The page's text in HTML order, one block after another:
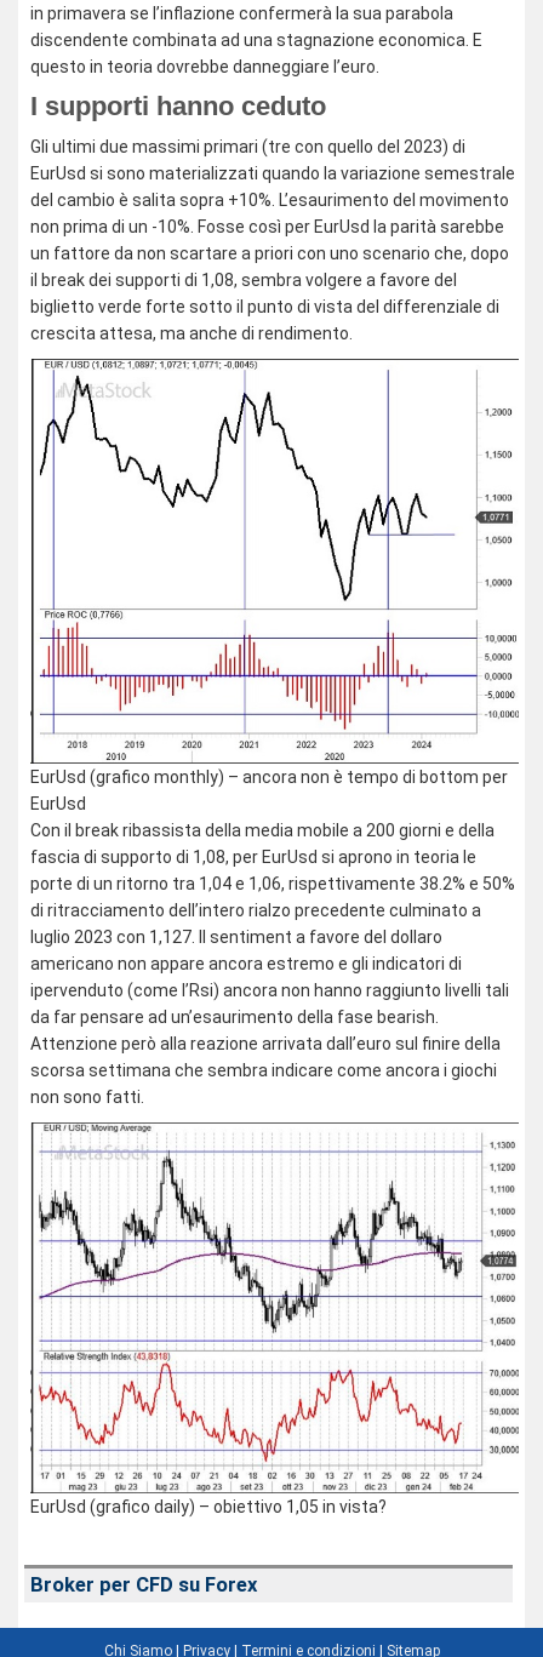
in primavera se l’inflazione confermerà la sua parabola
discendente combinata ad una stagnazione economica. E
questo in teoria dovrebbe danneggiare l’euro.
I supporti hanno ceduto
Gli ultimi due massimi primari (tre con quello del 2023) di
EurUsd si sono materializzati quando la variazione semestrale
del cambio è salita sopra +10%. L’esaurimento del movimento
non prima di un -10%. Fosse così per EurUsd la parità sarebbe
un fattore da non scartare a priori con uno scenario che, dopo
il break dei supporti di 1,08, sembra volgere a favore del
biglietto verde forte sotto il punto di vista del differenziale di
crescita attesa, ma anche di rendimento.
EurUsd (grafico monthly) – ancora non è tempo di bottom per
EurUsd
Con il break ribassista della media mobile a 200 giorni e della
fascia di supporto di 1,08, per EurUsd si aprono in teoria le
porte di un ritorno tra 1,04 e 1,06, rispettivamente 38.2% e 50%
di ritracciamento dell’intero rialzo precedente culminato a
luglio 2023 con 1,127. Il sentiment a favore del dollaro
americano non appare ancora estremo e gli indicatori di
ipervenduto (come l’Rsi) ancora non hanno raggiunto livelli tali
da far pensare ad un’esaurimento della fase bearish.
Attenzione però alla reazione arrivata dall’euro sul finire della
scorsa settimana che sembra indicare come ancora i giochi
non sono fatti.
EurUsd (grafico daily) – obiettivo 1,05 in vista?
Broker per CFD su Forex
Chi Siamo| Privacy| Termini e condizioni Sitemap